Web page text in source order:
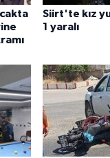
Siirt'te kız
1 yaralı